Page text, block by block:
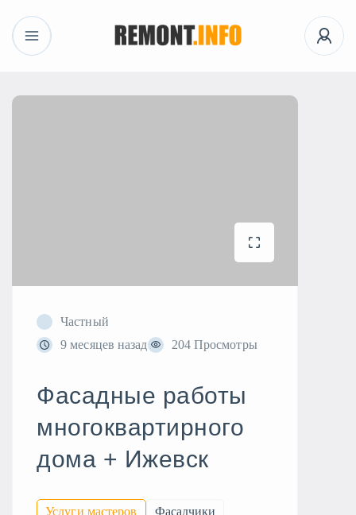
Частный
9 месяцев назад
204 Просмотры
Фасадные работы
многоквартирного
дома + Ижевск
Услуги мастеров Фасадчики